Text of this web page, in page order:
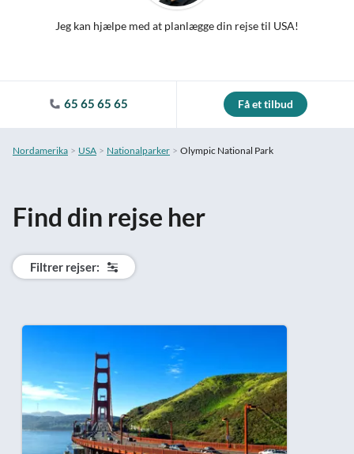
Jeg kan hjælpe med at planlægge din rejse til USA!
65 65 65 65 Få et tilbud
Nordamerika USA Nationalparker Olympic National Park
Find din rejse her
Filtrer rejser: